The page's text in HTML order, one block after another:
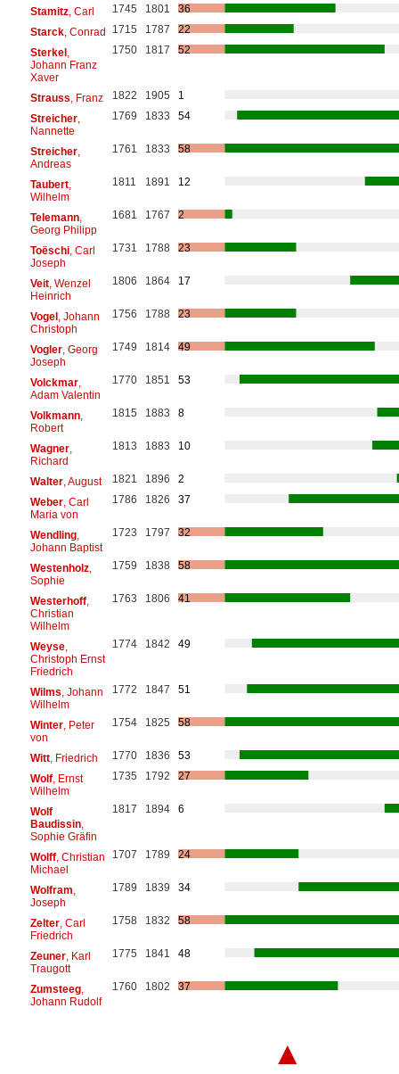
Stamitz, Carl 1745 1801
36
Starck, Conrad 1715 1787
22
Sterkel,
Johann Franz
Xaver
1750 1817 52
Strauss , Franz 1822 1905
1
Streicher,
Nannette
1769 1833 54
Streicher,
Andreas
1761 1833 58
Taubert,
Wilhelm
1811 1891 12
Telemann,
Georg Philipp
1681 1767 2
Toëschi, Carl
Joseph
1731 1788 23
Veit, Wenzel
Heinrich
1806 1864 17
Vogel, Johann
Christoph
1756 1788 23
Vogler, Georg
Joseph
1749 1814 49
Volckmar,
Adam Valentin
1770 1851 53
Volkmann,
Robert
1815 1883 8
Wagner,
Richard
1813 1883 10
Walter, August 1821 1896
2
Weber, Carl
Maria von
1786 1826 37
Wendling,
Johann Baptist
1723 1797 32
Westenholz,
Sophie
1759 1838 58
Westerhoff,
Christian
Wilhelm
1763 1806 41
Weyse,
Christoph Ernst
Friedrich
1774 1842 49
Wilms , Johann
Wilhelm
1772 1847 51
Winter, Peter
von
1754 1825 58
Witt, Friedrich 1770 1836
53
Wolf, Ernst
Wilhelm
1735 1792 27
Wolf
Baudissin,
Sophie Gräfin
1817 1894 6
Wolff, Christian
Michael
1707 1789 24
Wolfram
Joseph
1789 1839 34
Zelter, Carl
Friedrich
1758 1832 58
Zeuner, Karl
Traugott
1775 1841 48
Zumsteeg,
Johann Rudolf
1760 1802 37
▲